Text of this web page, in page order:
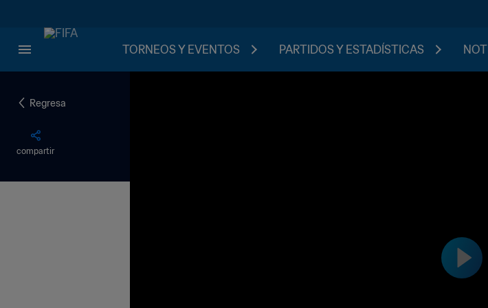
TORNEOS Y EVENTOS PARTIDOS Y ESTADÍSTICAS
Regresa
compartir